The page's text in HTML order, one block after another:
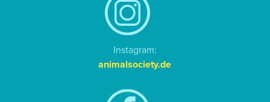
Instagram:
animalsociety.de